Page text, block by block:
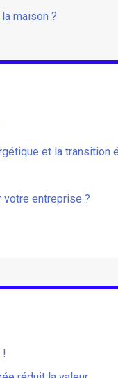
maison ?
et la transition
entreprise ?
!